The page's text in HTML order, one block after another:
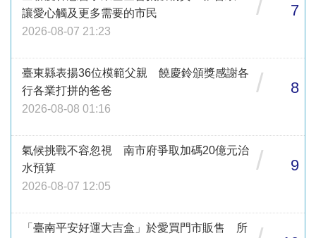
讓愛心觸及更多需要的市民
2026-08-07 21:23
7
臺東縣表揚36位模範父親 饒慶鈴頒獎感謝各
行各業打拼的爸爸
2026-08-08 01:16
/ 8
氣候挑戰不容忽視 南市府爭取加碼20億元治
水預算
2026-08-07 12:05
/ 9
「臺南平安好運大吉盒」於愛買門市販售 所